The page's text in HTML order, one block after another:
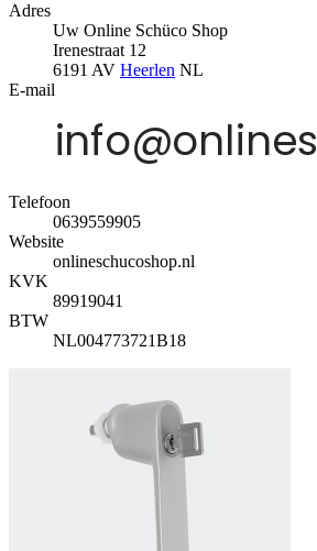
Adres
Uw Online Schüco Shop
Irenestraat 12
6191 AV Heerlen NL
E-mail
Telefoon
0639559905
Website
onlineschucoshop.nl
KVK
89919041
BTW
NL004773721B18